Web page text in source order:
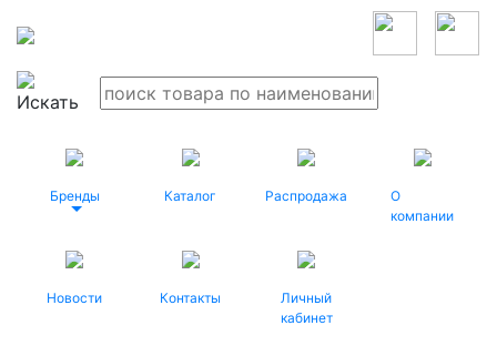
Бренды Каталог Распродажа
О
компании
Новости Контакты
Личный
кабинет